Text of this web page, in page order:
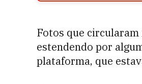
Fotos que
estendendo por
plataforma, que